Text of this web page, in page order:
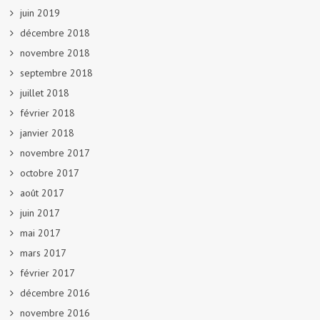
juin 2019
décembre 2018
novembre 2018
septembre 2018
juillet 2018
février 2018
janvier 2018
novembre 2017
octobre 2017
août 2017
juin 2017
mai 2017
mars 2017
février 2017
décembre 2016
novembre 2016